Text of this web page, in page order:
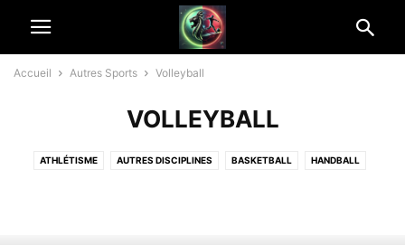
Accueil Autres Sports Volleyball
VOLLEYBALL
ATHLÉTISME AUTRES DISCIPLINES BASKETBALL HANDBALL